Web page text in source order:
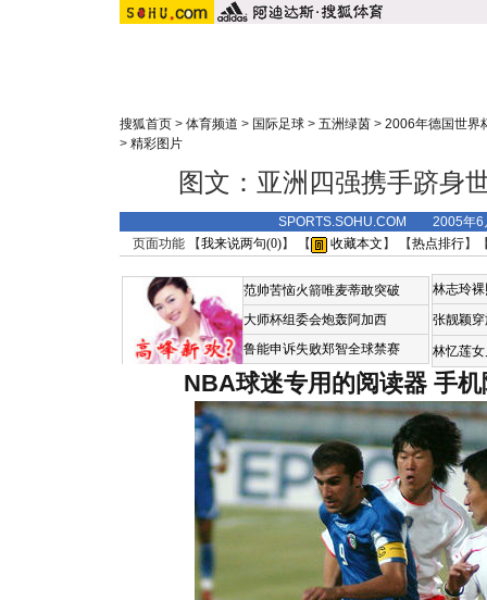
搜狐首页 > 体育频道 > 国际足球 > 五洲绿茵 > 2006年德国世界
> 精彩图片
图文：亚洲四强携手跻身
SPORTS.SOHU.COM 2005年
页面功能 【我来说两句(0)】 【 收藏本文 】 【热点排行】
范帅苦恼火箭唯麦蒂敢突破
大师杯组委会炮轰阿加西
鲁能申诉失败郑智全球禁赛
林志玲
张靓颖
林忆莲
NBA球迷专用的阅读器 手